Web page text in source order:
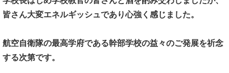
皆さん大変エネルギッシュであり心強く感じました。
航空自衛隊の最高学府である幹部学校の益々のご発展を祈念
する次第です。